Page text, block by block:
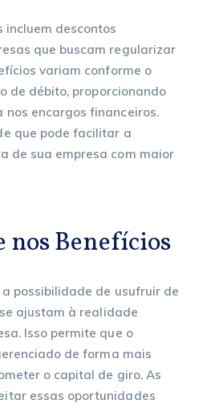
incluem descontos
que buscam regularizar
variam conforme o
de débito, proporcionando
nos encargos financeiros.
que pode facilitar a
de sua empresa com maior
Benefícios
possibilidade de usufruir de
ajustam à realidade
Isso permite que o
de forma mais
o capital de giro. As
essas oportunidades